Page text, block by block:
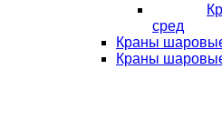
сред
Краны
Краны